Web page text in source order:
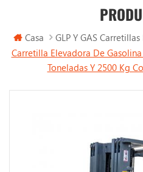
Casa
GLP Y GAS
Carretilla Elevadora De
Toneladas Y 2500 Kg